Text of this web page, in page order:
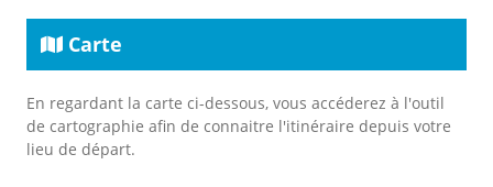
Carte
En regardant la carte ci-dessous, vous accéderez à l'outil
de cartographie afin de connaitre l'itinéraire depuis votre
lieu de départ.